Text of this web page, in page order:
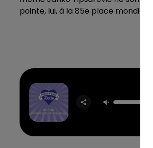
pointe, lui, à la 85e place mondiale.